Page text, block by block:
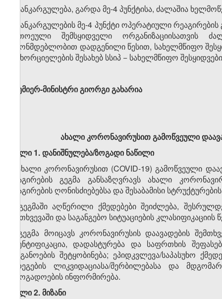
5. განკარგულება, გარდა მე-4 პუნქტისა, ძალაშია
6. განკარგულების მე-4 პუნქტი ოპერატიული
თითოეული შემსყიდ­ვე­ლი ორგანიზაციისათვის
კანონმდებლობით დადგენილი წესით, სახელმწიფო
განხორციელების შე­სა­ხებ სსიპ − სახელმწიფო
პრემიერ-მინისტრიგიორგი გახარია
ახალი კორონავირუსით გამოწვეული
მუხლი 1. დანიშნულება/ზოგადი ნაწილი
1. ახალი კორონავირუსით (COVID-19) გამოწვეული
რეაგირების გეგმა განსაზღვრავს ახალი
რეაგირების ღონისძიებებსა და შესაბამისი
2. გეგმაში აღწერილი ქმედებები შეიძლება,
შემთხვევაში და საგანგებო სიტუაციების კლასიფიკაციის
3. გეგმა მოიცავს კორონავირუსის დაავადების
იდენტიფიკაცია, დადასტურება და საფრთხის
ორგანოების შეტყობინება; ეპიდკვლევა/საპასუხო
შედეგების ლიკვიდაციასა/შერბილებასა და
საზოგადოების ინფორმირება.
მუხლი 2. მიზანი